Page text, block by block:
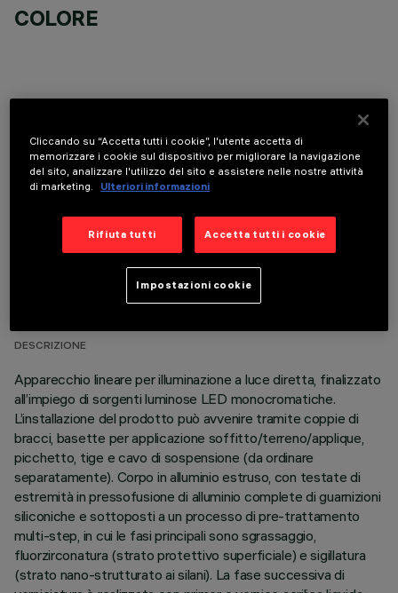
COLORE
COMPONENTI OPZIONALI
DATI TECNICI
ULTIMO AGGIORNAMENTO: 06/08/2026
DESCRIZIONE
Apparecchio lineare per illuminazione a luce diretta, finalizzato
all’impiego di sorgenti luminose LED monocromatiche.
L’installazione del prodotto può avvenire tramite coppie di
bracci, basette per applicazione soffitto/terreno/applique,
picchetto, tige e cavo di sospensione (da ordinare
separatamente). Corpo in alluminio estruso, con testate di
estremità in pressofusione di alluminio complete di guarnizioni
siliconiche e sottoposti a un processo di pre-trattamento
multi-step, in cui le fasi principali sono sgrassaggio,
fluorzirconatura (strato protettivo superficiale) e sigillatura
(strato nano-strutturato ai silani). La fase successiva di
Cliccando su “Accetta tutti i cookie”, l'utente accetta di
memorizzare i cookie sul dispositivo per migliorare la navigazione
del sito, analizzare l'utilizzo del sito e assistere nelle nostre attività
di marketing.
Ulteriori informazioni
Rifiuta tutti Accetta tutti i cookie
Impostazioni cookie